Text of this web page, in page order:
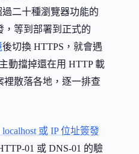
過二十種瀏覽器功能的
，等到部署到正式的
後切換 HTTPS，就會遇
動擋掉還在用 HTTP 載
裡散落各地，逐一排查
localhost 或 IP 位址簽發
01 或 DNS-01 的驗